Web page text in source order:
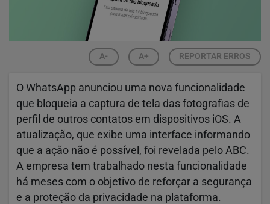
A- A+ REPORTAR ERROS
O WhatsApp anunciou uma nova funcionalidade
que bloqueia a captura de tela das fotografias de
perfil de outros contatos em dispositivos iOS. A
atualização, que exibe uma interface informando
que a ação não é possível, foi revelada pelo ABC.
A empresa tem trabalhado nesta funcionalidade
há meses com o objetivo de reforçar a segurança
e a proteção da privacidade na plataforma.